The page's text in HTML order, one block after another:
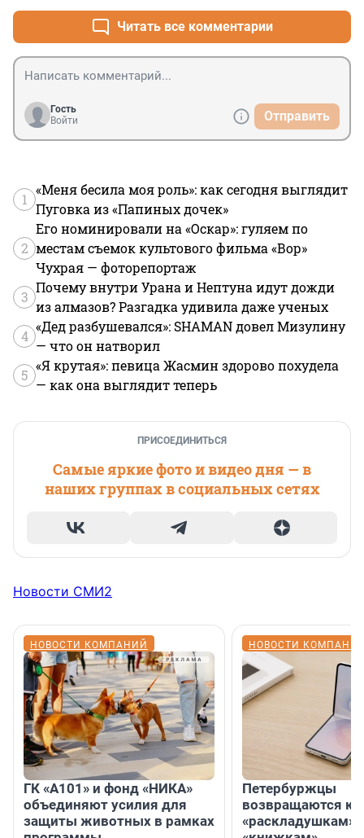
Читать все комментарии
Гость
Войти
Отправить
1
«Меня бесила моя роль»: как сегодня выглядит
Пуговка из «Папиных дочек»
2
Его номинировали на «Оскар»: гуляем по
местам съемок культового фильма «Вор»
Чухрая — фоторепортаж
3
Почему внутри Урана и Нептуна идут дожди
из алмазов? Разгадка удивила даже ученых
4
«Дед разбушевался»: SHAMAN довел Мизулину
— что он натворил
5
«Я крутая»: певица Жасмин здорово похудела
— как она выглядит теперь
ПРИСОЕДИНИТЬСЯ
Самые яркие фото и видео дня — в
наших группах в социальных сетях
Новости СМИ2
НОВОСТИ КОМПАНИЙ
ГК «А101» и фонд «НИКА»
объединяют усилия для
защиты животных в рамках
НОВОСТИ
Петербуржцы
возвращаются к
«раскладушкам»